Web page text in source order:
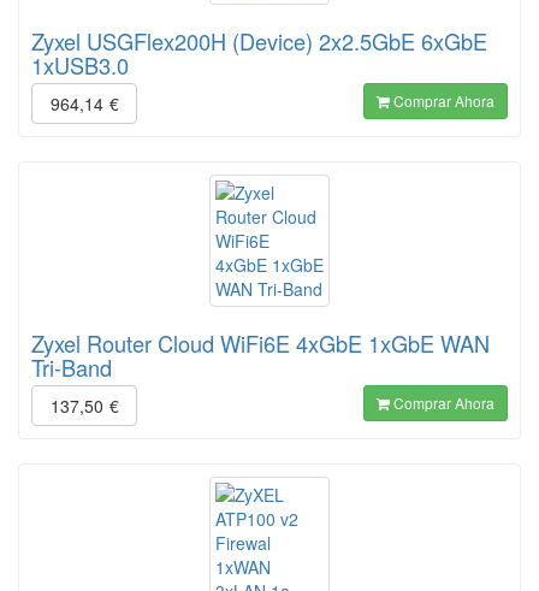
Zyxel USGFlex200H (Device) 2x2.5GbE 6xGbE
1xUSB3.0
964,14 € Comprar Ahora
Zyxel Router Cloud WiFi6E 4xGbE 1xGbE WAN
Tri-Band
137,50 € Comprar Ahora